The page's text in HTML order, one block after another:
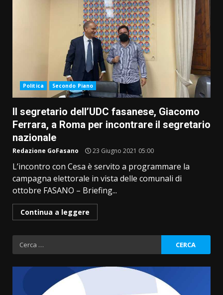
Politica Secondo Piano
Il segretario dell’UDC fasanese, Giacomo
Ferrara, a Roma per incontrare il segretario
nazionale
Redazione GoFasano 23 Giugno 2021 05:00
L’incontro con Cesa è servito a programmare la
campagna elettorale in vista delle comunali di
ottobre FASANO – Briefing...
Continua a leggere
Ricerca
per: